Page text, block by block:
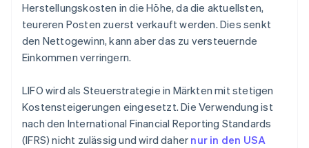
Herstellungskosten in die Höhe, da die aktuellsten,
teureren Posten zuerst verkauft werden. Dies senkt
den Nettogewinn, kann aber das zu versteuernde
Einkommen verringern.
LIFO wird als Steuerstrategie in Märkten mit stetigen
Kostensteigerungen eingesetzt. Die Verwendung ist
nach den International Financial Reporting Standards
(IFRS) nicht zulässig und wird daher nur in den USA